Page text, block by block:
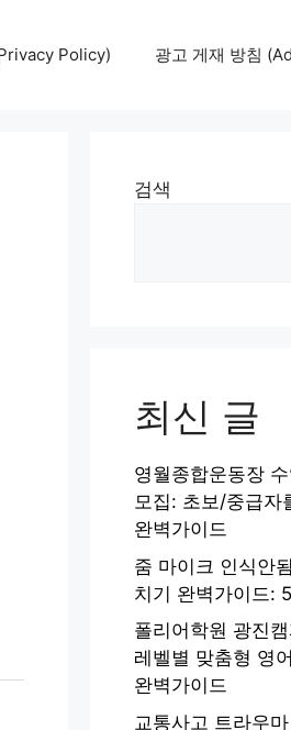
Policy) 광고 게재 방침
검색
최신 글
영월종합운동장
모집: 초보/중급자
완벽가이드
줌 마이크 인식안
치기 완벽가이드:
폴리어학원 광진
레벨별 맞춤형 영
완벽가이드
교통사고 트라우